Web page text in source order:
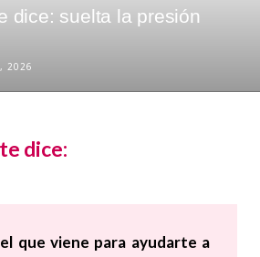
dice: suelta la presión
2026
dice:
que viene para ayudarte a